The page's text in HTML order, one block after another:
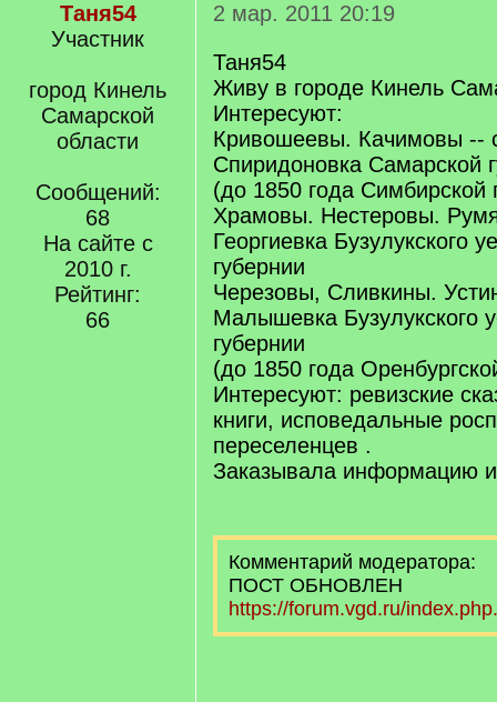
Таня54
Участник
город Кинель
Самарской
области
Сообщений:
68
На сайте с
2010 г.
Рейтинг:
66
2 мар. 2011 20:19
Таня54
Живу в городе Кинель
Интересуют:
Кривошеевы. Качимовы --
Спиридоновка Самарской
(до 1850 года Симбирской
Храмовы. Нестеровы.
Георгиевка Бузулукского
губернии
Черезовы, Сливкины.
Малышевка Бузулукского
губернии
(до 1850 года
Интересуют: ревизские
книги, исповедальные
переселенцев .
Заказывала информацию
Комментарий модератора:
ПОСТ ОБНОВЛЕН
https://forum.vgd.ru/